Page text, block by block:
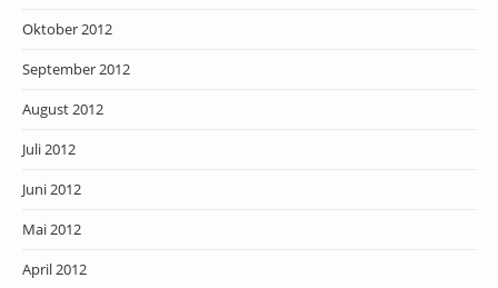
Oktober 2012
September 2012
August 2012
Juli 2012
Juni 2012
Mai 2012
April 2012